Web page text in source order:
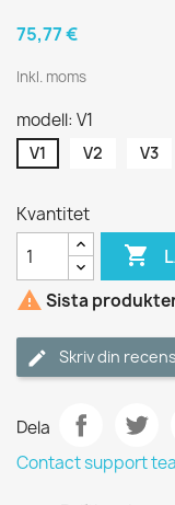
75,77 €
Inkl. moms
modell: V1
V1 V2 V3
Kvantitet

 Sista
Skriv din
Dela
Contact support